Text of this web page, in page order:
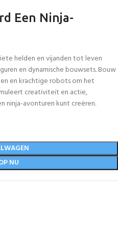
Een Ninja-
helden en vijanden tot leven
en dynamische bouwsets. Bouw
en krachtige robots om het
creativiteit en actie,
ninja-avonturen kunt creëren.
NU